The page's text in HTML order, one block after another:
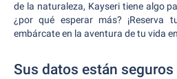
de la naturaleza, Kayseri tiene algo
¿por qué esperar más? ¡Reserva
embárcate en la aventura de tu vida
Sus datos están